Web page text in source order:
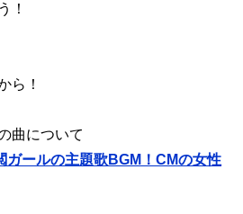
！
ら！
曲について
ガールの主題歌BGM！CMの女性